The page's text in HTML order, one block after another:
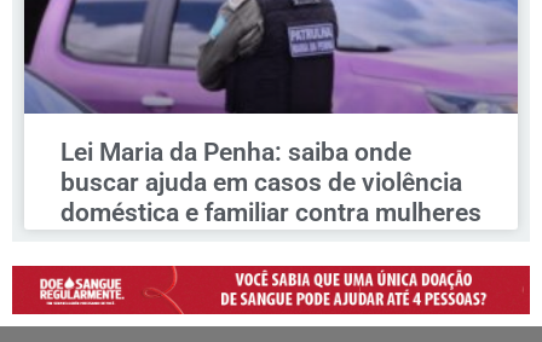
Lei Maria da Penha: saiba onde
buscar ajuda em casos de violência
doméstica e familiar contra mulheres